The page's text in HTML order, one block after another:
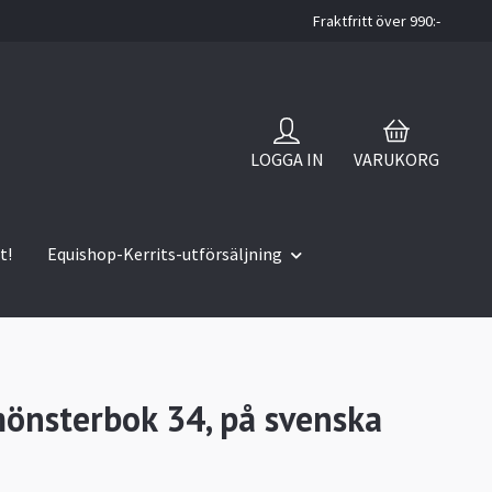
Fraktfritt över 990:-
LOGGA IN VARUKORG
Equishop-Kerrits-utförsäljning
34, på svenska